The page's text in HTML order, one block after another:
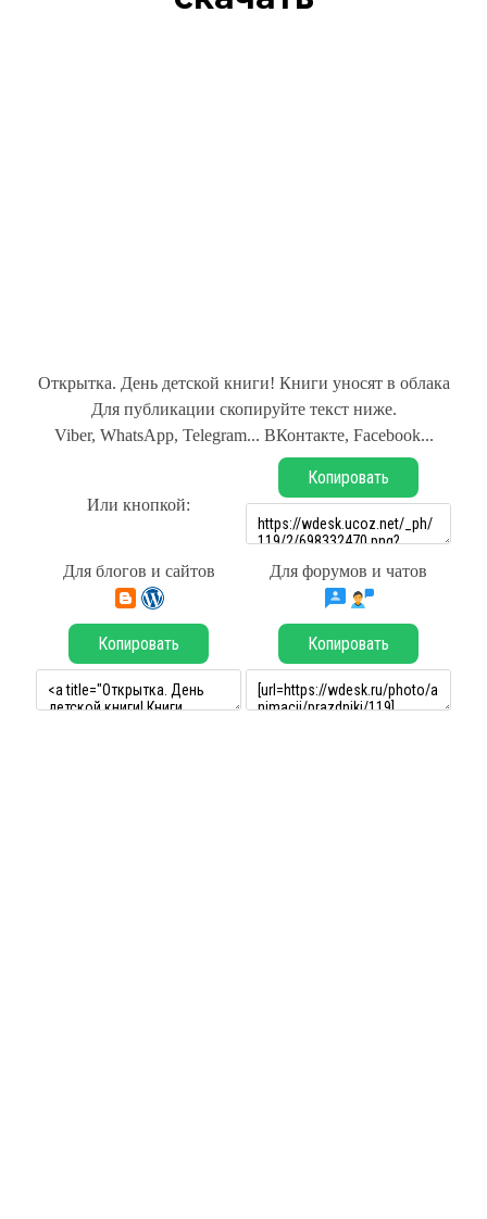
Открытка. День детской книги! Книги уносят в облака
Для публикации скопируйте текст ниже.
Viber, WhatsApp, Telegram... ВКонтакте, Facebook...
Или кнопкой:
Копировать
Для блогов и сайтов Для форумов и чатов
Копировать Копировать